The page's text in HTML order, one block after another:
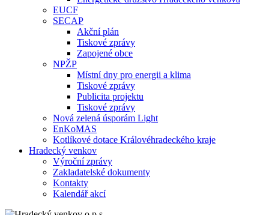
EUCF
SECAP
Akční plán
Tiskové zprávy
Zapojené obce
NPŽP
Místní dny pro energii a klima
Tiskové zprávy
Publicita projektu
Tiskové zprávy
Nová zelená úsporám Light
EnKoMAS
Kotlíkové dotace Královéhradeckého kraje
Hradecký venkov
Výroční zprávy
Zakladatelské dokumenty
Kontakty
Kalendář akcí